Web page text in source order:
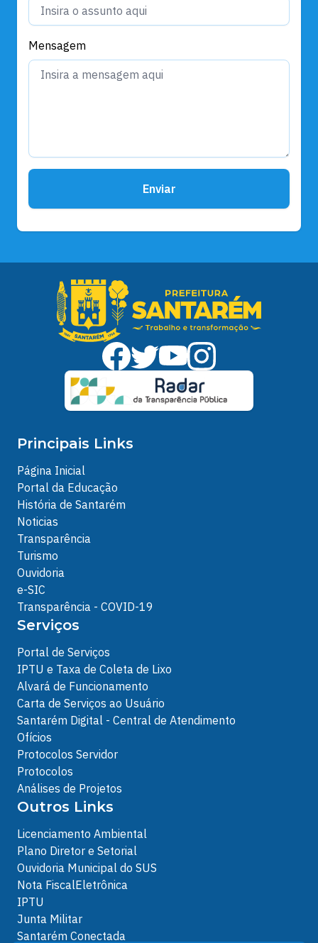
Mensagem
Enviar
Principais Links
Página Inicial
Portal da Educação
História de Santarém
Noticias
Transparência
Turismo
Ouvidoria
e-SIC
Transparência - COVID-19
Serviços
Portal de Serviços
IPTU e Taxa de Coleta de Lixo
Alvará de Funcionamento
Carta de Serviços ao Usuário
Santarém Digital - Central de Atendimento
Ofícios
Protocolos Servidor
Protocolos
Análises de Projetos
Outros Links
Licenciamento Ambiental
Plano Diretor e Setorial
Ouvidoria Municipal do SUS
Nota FiscalEletrônica
IPTU
Junta Militar
Santarém Conectada